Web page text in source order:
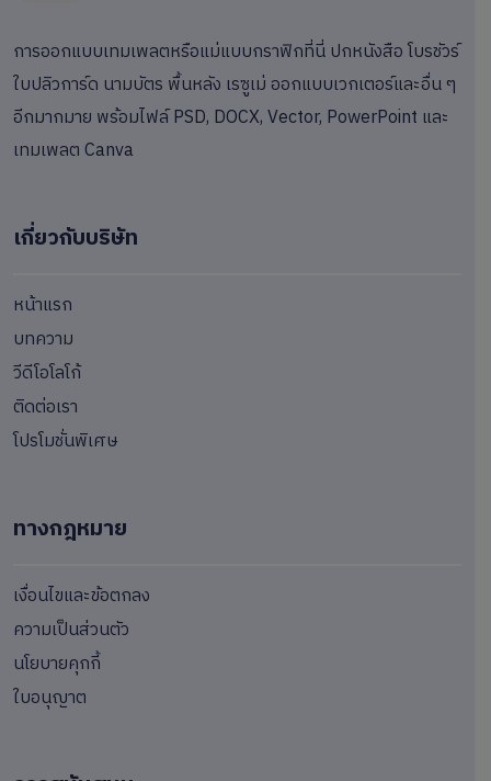
การออกแบบเทมเพลตหรือแม่แบบกราฟิกที่นี่ ปกหนังสือ โบรชัวร์
ใบปลิวการ์ด นามบัตร พื้นหลัง เรซูเม่ ออกแบบเวกเตอร์และอื่น ๆ
อีกมากมาย พร้อมไฟล์ PSD, DOCX, Vector, PowerPoint และ
เทมเพลต Canva
เกี่ยวกับบริษัท
หน้าแรก
บทความ
วีดีโอโลโก้
ติดต่อเรา
โปรโมชั่นพิเศษ
ทางกฎหมาย
เงื่อนไขและข้อตกลง
ความเป็นส่วนตัว
นโยบายคุกกี้
ใบอนุญาต